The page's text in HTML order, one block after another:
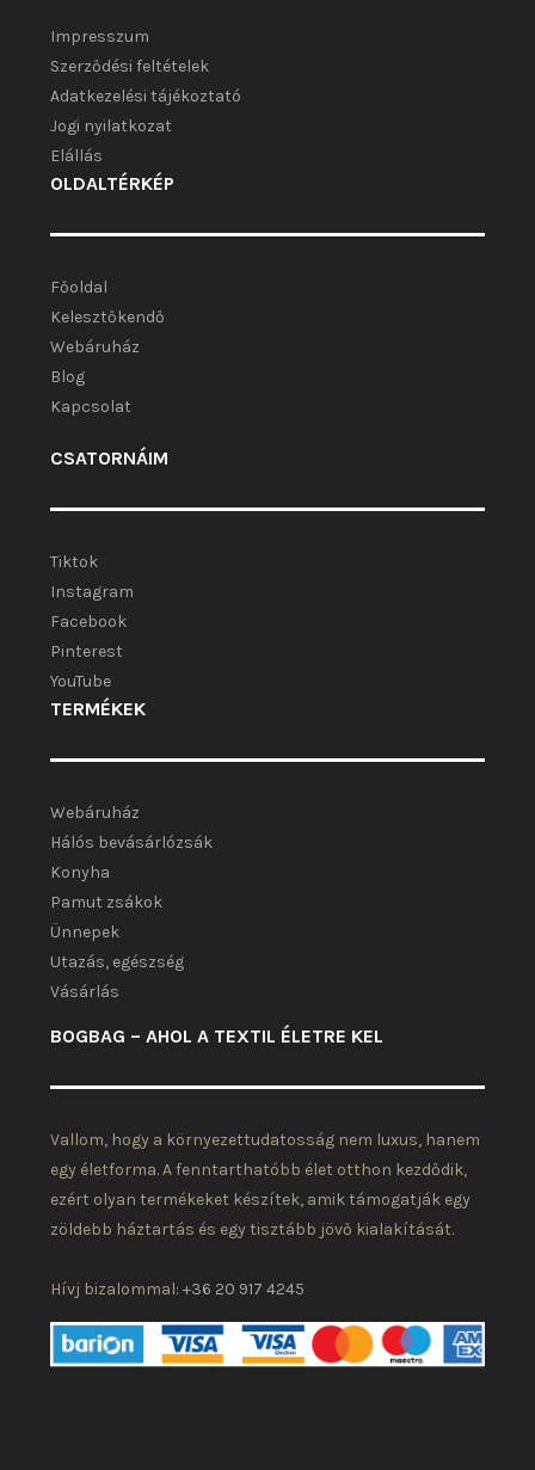
Impresszum
Szerződési feltételek
Adatkezelési tájékoztató
Jogi nyilatkozat
Elállás
OLDALTÉRKÉP
Főoldal
Kelesztőkendő
Webáruház
Blog
Kapcsolat
CSATORNÁIM
Tiktok
Instagram
Facebook
Pinterest
YouTube
TERMÉKEK
Webáruház
Hálós bevásárlózsák
Konyha
Pamut zsákok
Ünnepek
Utazás, egészség
Vásárlás
BOGBAG – AHOL A TEXTIL ÉLETRE KEL
Vallom, hogy a környezettudatosság nem luxus, hanem
egy életforma. A fenntarthatóbb élet otthon kezdődik,
ezért olyan termékeket készítek, amik támogatják egy
zöldebb háztartás és egy tisztább jövő kialakítását.
Hívj bizalommal:+36 20 917 4245